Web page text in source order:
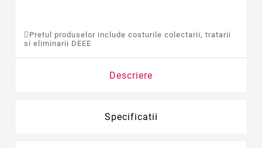
Pretul produselor include costurile colectarii, tratarii
si eliminarii DEEE
Descriere
Specificatii